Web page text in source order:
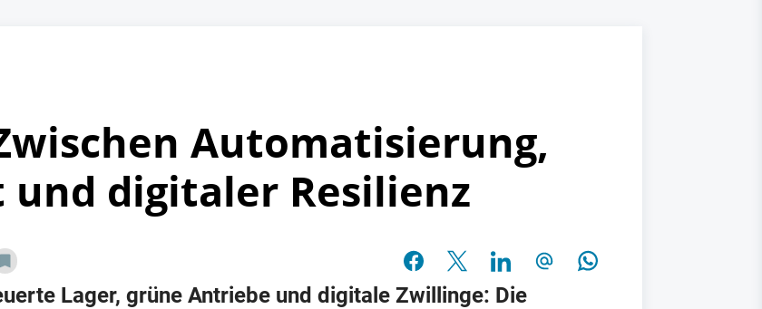
Automatisierung,
digitaler Resilienz
Lager, grüne Antriebe und digitale Zwillinge: Die